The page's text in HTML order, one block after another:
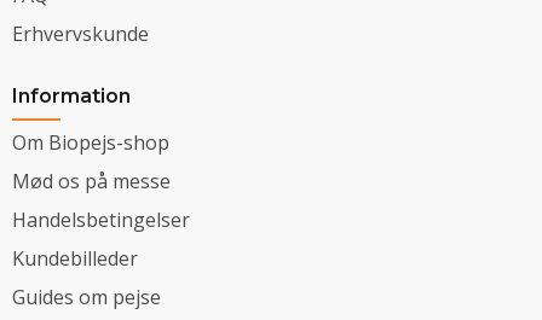
Erhvervskunde
Information
Om Biopejs-shop
Mød os på messe
Handelsbetingelser
Kundebilleder
Guides om pejse